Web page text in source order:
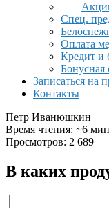
Спец.
Оплата
Кредит и
Бонусная
Записаться на
Контакты
Петр Иванюшкин
Время чтения: ~6
Просмотров: 2 689
В каких